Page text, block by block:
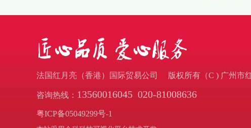
法国红月亮（香港）国际贸易公司 版权所有（C ) 广州市
咨询热线： 13560016045 020-81008636
粤ICP备05049299号-1